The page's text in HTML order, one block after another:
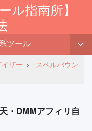
ル指南所】
ツール
ザー
スペルバウン
・DMMアフィリ自